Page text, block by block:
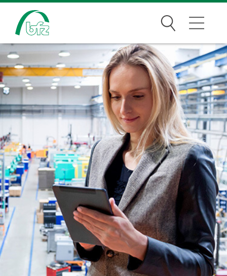
Suchen
Bildungsangebote
Für Unternehmen
Karriere
Über uns
Standorte
Presse
News Archiv